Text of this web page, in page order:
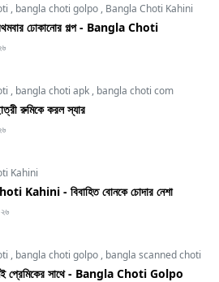
, bangla choti golpo , Bangla Choti Kahini
ঢোকানোর গল্প - Bangla Choti
, bangla choti apk , bangla choti com
রুমিকে করল স্যার
Kahini
Kahini - বিবাহিত বোনকে চোদার নেশা
, bangla choti golpo , bangla scanned choti
প্রেমিকের সাথে - Bangla Choti Golpo